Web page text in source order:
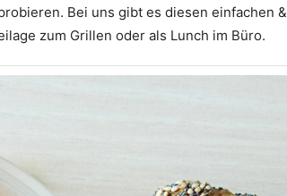
Bei uns gibt es diesen einfachen &
zum Grillen oder als Lunch im Büro.